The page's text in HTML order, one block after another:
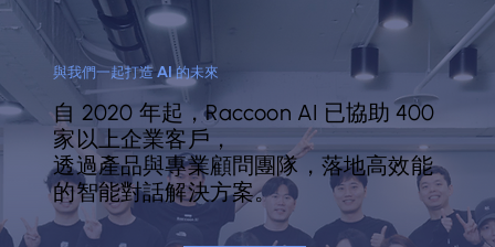
與我們一起打造 AI 的未來
自 2020 年起，Raccoon AI 已協助 400
家以上企業客戶，
透過產品與專業顧問團隊，落地高效能
的智能對話解決方案。